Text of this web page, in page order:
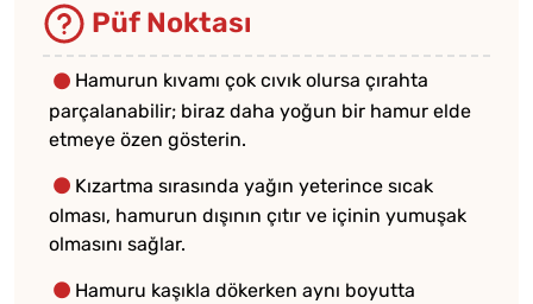
Püf Noktası
Hamurun kıvamı çok cıvık olursa çırahta
parçalanabilir; biraz daha yoğun bir hamur elde
etmeye özen gösterin.
Kızartma sırasında yağın yeterince sıcak
olması, hamurun dışının çıtır ve içinin yumuşak
olmasını sağlar.
Hamuru kaşıkla dökerken aynı boyutta